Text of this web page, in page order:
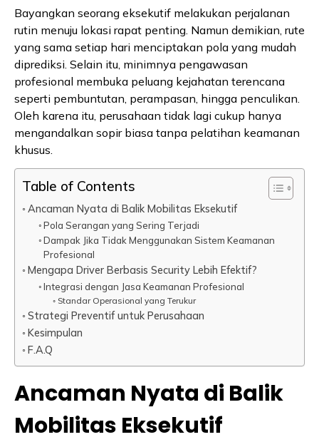
Bayangkan seorang eksekutif melakukan perjalanan
rutin menuju lokasi rapat penting. Namun demikian, rute
yang sama setiap hari menciptakan pola yang mudah
diprediksi. Selain itu, minimnya pengawasan
profesional membuka peluang kejahatan terencana
seperti pembuntutan, perampasan, hingga penculikan.
Oleh karena itu, perusahaan tidak lagi cukup hanya
mengandalkan sopir biasa tanpa pelatihan keamanan
khusus.
Table of Contents
Ancaman Nyata di Balik Mobilitas Eksekutif
Pola Serangan yang Sering Terjadi
Dampak Jika Tidak Menggunakan Sistem Keamanan
Profesional
Mengapa Driver Berbasis Security Lebih Efektif?
Integrasi dengan Jasa Keamanan Profesional
Standar Operasional yang Terukur
Strategi Preventif untuk Perusahaan
Kesimpulan
F.A.Q
Ancaman Nyata di Balik
Mobilitas Eksekutif